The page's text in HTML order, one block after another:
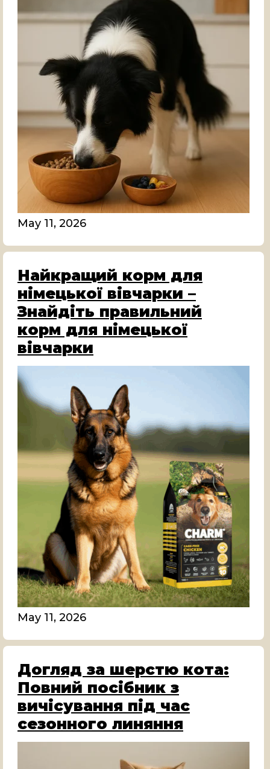
May 11, 2026
Найкращий корм для
німецької вівчарки –
Знайдіть правильний
корм для німецької
вівчарки
May 11, 2026
Догляд за шерстю кота:
Повний посібник з
вичісування під час
сезонного линяння